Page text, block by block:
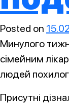
Posted on
Минулого
сімейним
людей
Присутні